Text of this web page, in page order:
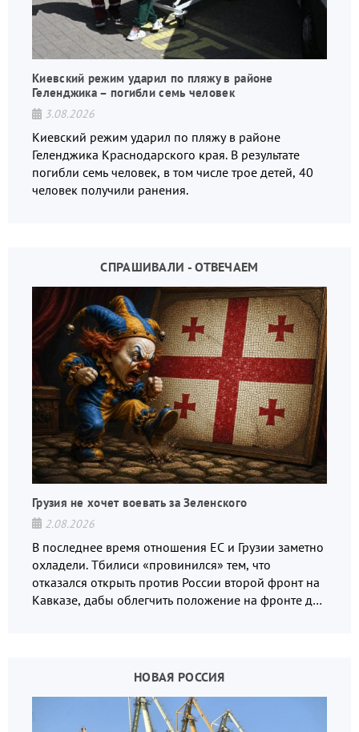
Киевский режим ударил по пляжу в районе
Геленджика – погибли семь человек
3.08.2026
Киевский режим ударил по пляжу в районе
Геленджика Краснодарского края. В результате
погибли семь человек, в том числе трое детей, 40
человек получили ранения.
СПРАШИВАЛИ - ОТВЕЧАЕМ
Грузия не хочет воевать за Зеленского
2.08.2026
В последнее время отношения ЕС и Грузии заметно
охладели. Тбилиси «провинился» тем, что
отказался открыть против России второй фронт на
Кавказе, дабы облегчить положение на фронте для
НОВАЯ РОССИЯ